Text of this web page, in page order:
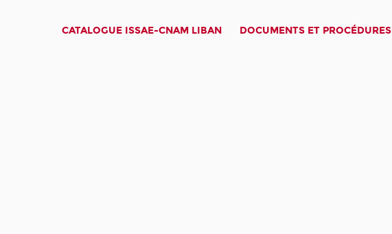
CATALOGUE ISSAE-CNAM LIBAN DOCUMENTS ET PROCÉDURES